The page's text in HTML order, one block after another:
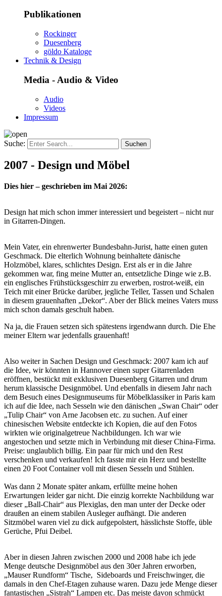
Publikationen
Rockinger
Duesenberg
göldo Kataloge
Technik & Design
Media - Audio & Video
Audio
Videos
Impressum
Suche:
2007 - Design und Möbel
Dies hier – geschrieben im Mai 2026:
Design hat mich schon immer interessiert und begeistert – nicht nur
in Gitarren-Dingen.
Mein Vater, ein ehrenwerter Bundesbahn-Jurist, hatte einen guten
Geschmack. Die elterlich Wohnung beinhaltete dänische
Holzmöbel, klares, schlichtes Design. Erst als er in die Jahre
gekommen war, fing meine Mutter an, entsetzliche Dinge wie z.B.
ein englisches Frühstücksgeschirr zu erwerben, rostrot-weiß, ein
Teich mit einer Brücke darüber, jegliche Teller, Tassen und Schalen
in diesem grauenhaften „Dekor“. Aber der Blick meines Vaters muss
mich schon damals geschult haben.
Na ja, die Frauen setzen sich spätestens irgendwann durch. Die Ehe
meiner Eltern war jedenfalls grauenhaft!
Also weiter in Sachen Design und Geschmack: 2007 kam ich auf
die Idee, wir könnten in Hannover einen super Gitarrenladen
eröffnen, bestückt mit exklusiven Duesenberg Gitarren und drum
herum klassische Designmöbel. Und ebenfalls in diesem Jahr nach
dem Besuch eines Designmuseums für Möbelklassiker in Paris kam
ich auf die Idee, nach Sesseln wie den dänischen „Swan Chair“ oder
„Tulip Chair“ von Arne Jacobsen etc. zu suchen. Auf einer
chinesischen Website entdeckte ich Kopien, die auf den Fotos
wirkten wie originalgetreue Nachbildungen. Ich war wie
angestochen und setzte mich in Verbindung mit dieser China-Firma.
Preise: unglaublich billig. Ein paar für mich und den Rest
verschenken und verkaufen! Ich fasste mir ein Herz und bestellte
einen 20 Foot Container voll mit diesen Sesseln und Stühlen.
Was dann 2 Monate später ankam, erfüllte meine hohen
Erwartungen leider gar nicht. Die einzig korrekte Nachbildung war
dieser „Ball-Chair“ aus Plexiglas, den man unter der Decke oder
draußen an einem stabilen Ausleger aufhängt. Die anderen
Sitzmöbel waren viel zu dick aufgepolstert, hässlichste Stoffe, üble
Gerüche, Pfui Deibel.
Aber in diesen Jahren zwischen 2000 und 2008 habe ich jede
Menge deutsche Designmöbel aus den 30er Jahren erworben,
„Mauser Rundform“ Tische, Sideboards und Freischwinger, die
damals in den Chef-Etagen zuhause waren. Dazu jede Menge dieser
fantastischen „Sistrah“ Lampen etc. Das meiste davon schmückt